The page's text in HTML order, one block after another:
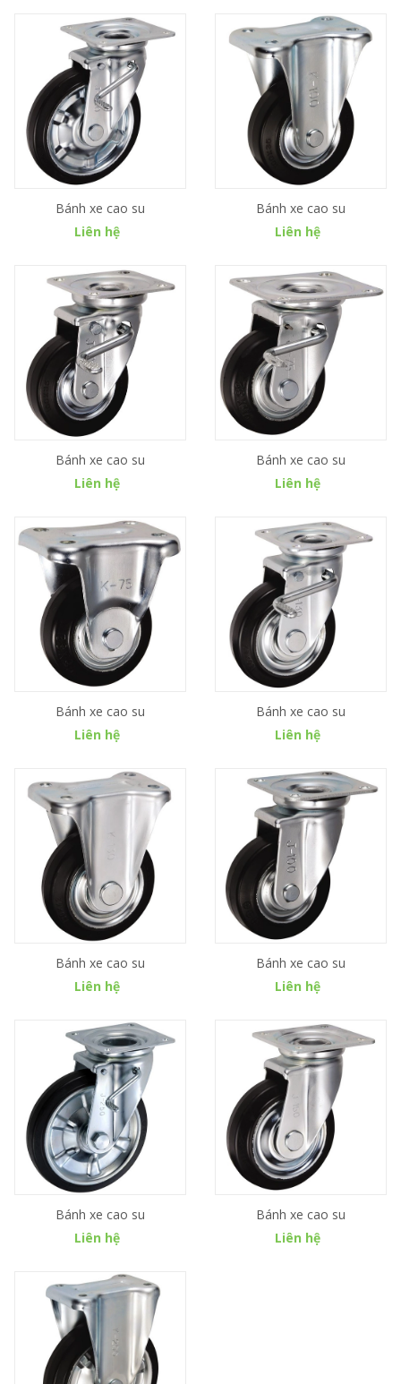
Bánh xe cao su
Liên hệ
Bánh xe cao su
Liên hệ
Bánh xe cao su
Liên hệ
Bánh xe cao su
Liên hệ
Bánh xe cao su
Liên hệ
Bánh xe cao su
Liên hệ
Bánh xe cao su
Liên hệ
Bánh xe cao su
Liên hệ
Bánh xe cao su
Liên hệ
Bánh xe cao su
Liên hệ